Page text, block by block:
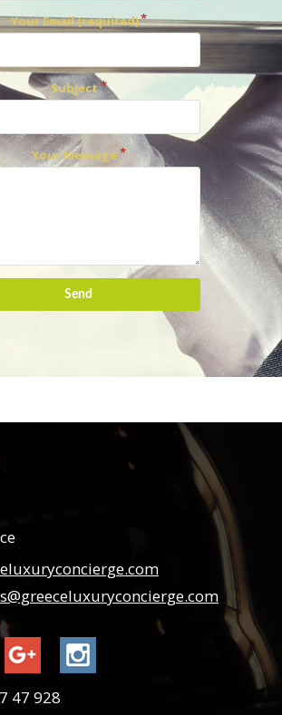
Your Email (required)
Subject
Your Message
Send
47 928